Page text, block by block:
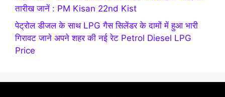
तारीख जानें : PM Kisan 22nd Kist
पेट्रोल डीजल के साथ LPG गैस सिलेंडर के दामों में हुआ भारी
गिरावट जाने अपने शहर की नई रेट Petrol Diesel LPG
Price